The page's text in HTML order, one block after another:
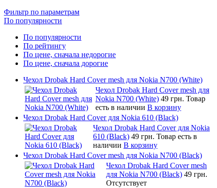
Фильтр по параметрам
По популярности
По популярности
По рейтингу
По цене, сначала недорогие
По цене, сначала дорогие
Чехол Drobak Hard Cover mesh для Nokia N700 (White)
Чехол Drobak Hard Cover mesh для
Nokia N700 (White) 49 грн. Товар
есть в наличии В корзину
Чехол Drobak Hard Cover для Nokia 610 (Black)
Чехол Drobak Hard Cover для Nokia
610 (Black) 49 грн. Товар есть в
наличии В корзину
Чехол Drobak Hard Cover mesh для Nokia N700 (Black)
Чехол Drobak Hard Cover mesh
для Nokia N700 (Black) 49 грн.
Отсутствует